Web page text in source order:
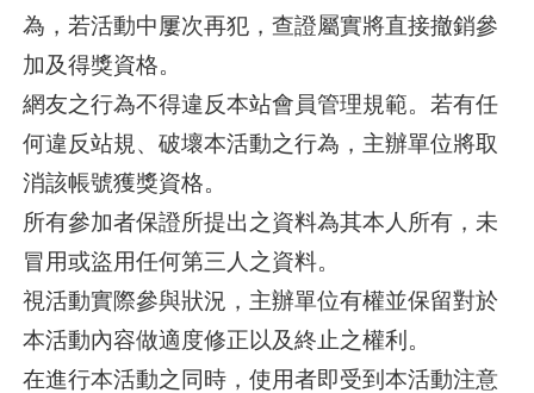
為，若活動中屢次再犯，查證屬實將直接撤銷參
加及得獎資格。
網友之行為不得違反本站會員管理規範。若有任
何違反站規、破壞本活動之行為，主辦單位將取
消該帳號獲獎資格。
所有參加者保證所提出之資料為其本人所有，未
冒用或盜用任何第三人之資料。
視活動實際參與狀況，主辦單位有權並保留對於
本活動內容做適度修正以及終止之權利。
在進行本活動之同時，使用者即受到本活動注意